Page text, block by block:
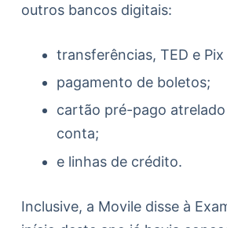
outros bancos digitais:
transferências, TED e
pagamento de boletos;
cartão pré-pago
conta;
e linhas de crédito.
Inclusive, a Movile disse à